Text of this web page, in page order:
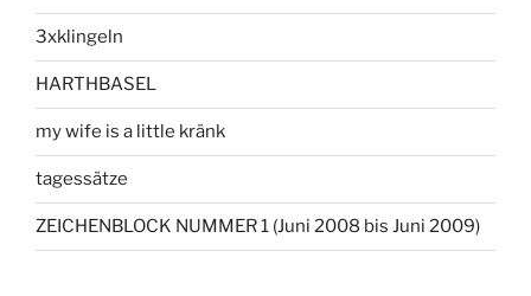
3xklingeln
HARTHBASEL
my wife is a little kränk
tagessätze
ZEICHENBLOCK NUMMER 1 (Juni 2008 bis Juni 2009)